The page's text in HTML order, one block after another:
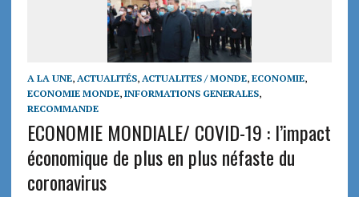
A LA UNE, ACTUALITÉS, ACTUALITES / MONDE, ECONOMIE,
ECONOMIE MONDE, INFORMATIONS GENERALES,
RECOMMANDE
ECONOMIE MONDIALE/ COVID-19 : l’impact
économique de plus en plus néfaste du
coronavirus